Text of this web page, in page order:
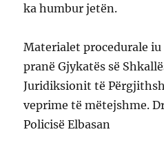
ka humbur jetën.
Materialet procedurale
pranë Gjykatës së
Juridiksionit të
veprime të mëtejshme.
Policisë Elbasan